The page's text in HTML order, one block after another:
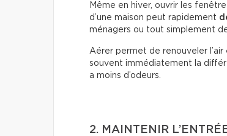
Même en hiver, ouvrir les
d’une maison peut rapidement
ménagers ou tout simplement
Aérer permet de renouveler l’air
souvent immédiatement la
a moins d’odeurs.
2. MAINTENIR